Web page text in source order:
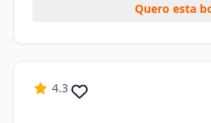
Quero esta
4.3